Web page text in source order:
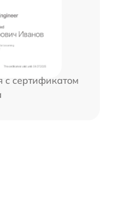
с сертификатом